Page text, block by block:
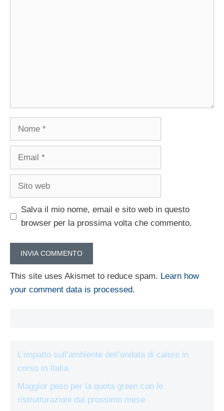
Nome
Email
Sito
Salva il mio nome, email e sito web in questo
browser per la prossima volta che commento.
This site uses Akismet to reduce spam. Learn how
your comment data is processed.
L’impatto sull’ambiente dell’ondata di calore in
corso in Italia
Maggior peso per la quota green con le
ristrutturazioni dal prossimo mese